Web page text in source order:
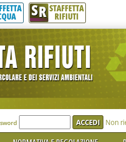
lèggere interamente la notizia.
SR STAFFETTA
RIFIUTI
Non